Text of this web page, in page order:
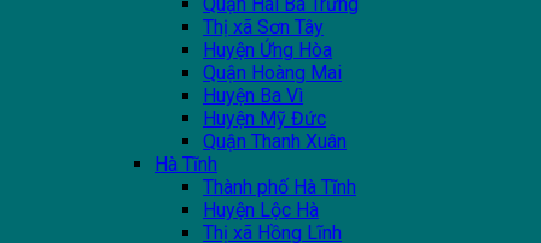
Thị xã Sơn Tây
Huyện Ứng Hòa
Quận Hoàng Mai
Huyện Ba Vì
Huyện Mỹ Đức
Quận Thanh Xuân
Hà Tĩnh
Thành phố Hà Tĩnh
Huyện Lộc Hà
Thị xã Hồng Lĩnh